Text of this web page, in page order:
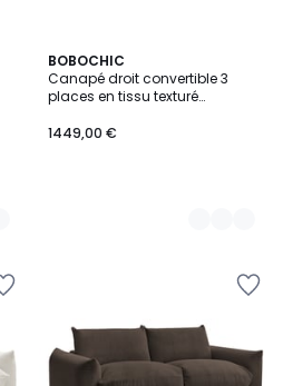
BOBOCHIC
Canapé droit convertible 3
places en tissu texturé
COCOONE
1449,00 €
9
Couleurs